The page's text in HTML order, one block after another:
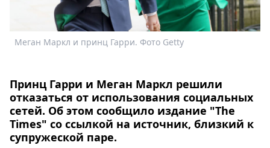
2026
Скачай
Меган Маркл и принц Гарри. Фото Getty
Принц Гарри и Меган Маркл решили
отказаться от использования социальных
сетей. Об этом сообщило издание "The
Times" со ссылкой на источник, близкий к
супружеской паре.